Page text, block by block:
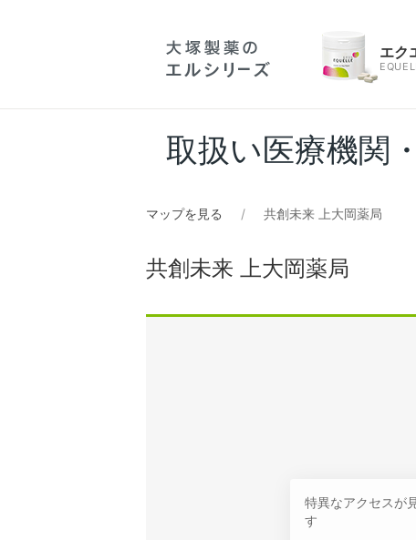
エク
取扱い医療機関
マップを見る 共創未来 上大岡薬局
共創未来 上大岡薬局
特異なアクセスが
す